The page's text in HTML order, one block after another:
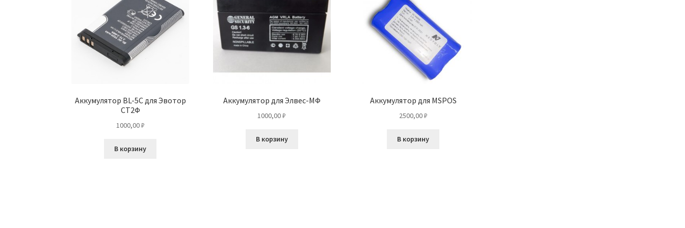
Аккумулятор BL-5C для Эвотор
СТ2Ф
1000,00₽
В корзину
Аккумулятор для Элвес-МФ
1000,00₽
В корзину
Аккумулятор для MSPOS
2500,00₽
В корзину